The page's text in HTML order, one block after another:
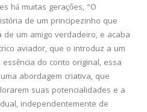
há muitas gerações, “O
de um principezinho que
um amigo verdadeiro, e acaba
aviador, que o introduz a um
do conto original, essa
abordagem criativa, que
suas potencialidades e a
independentemente de